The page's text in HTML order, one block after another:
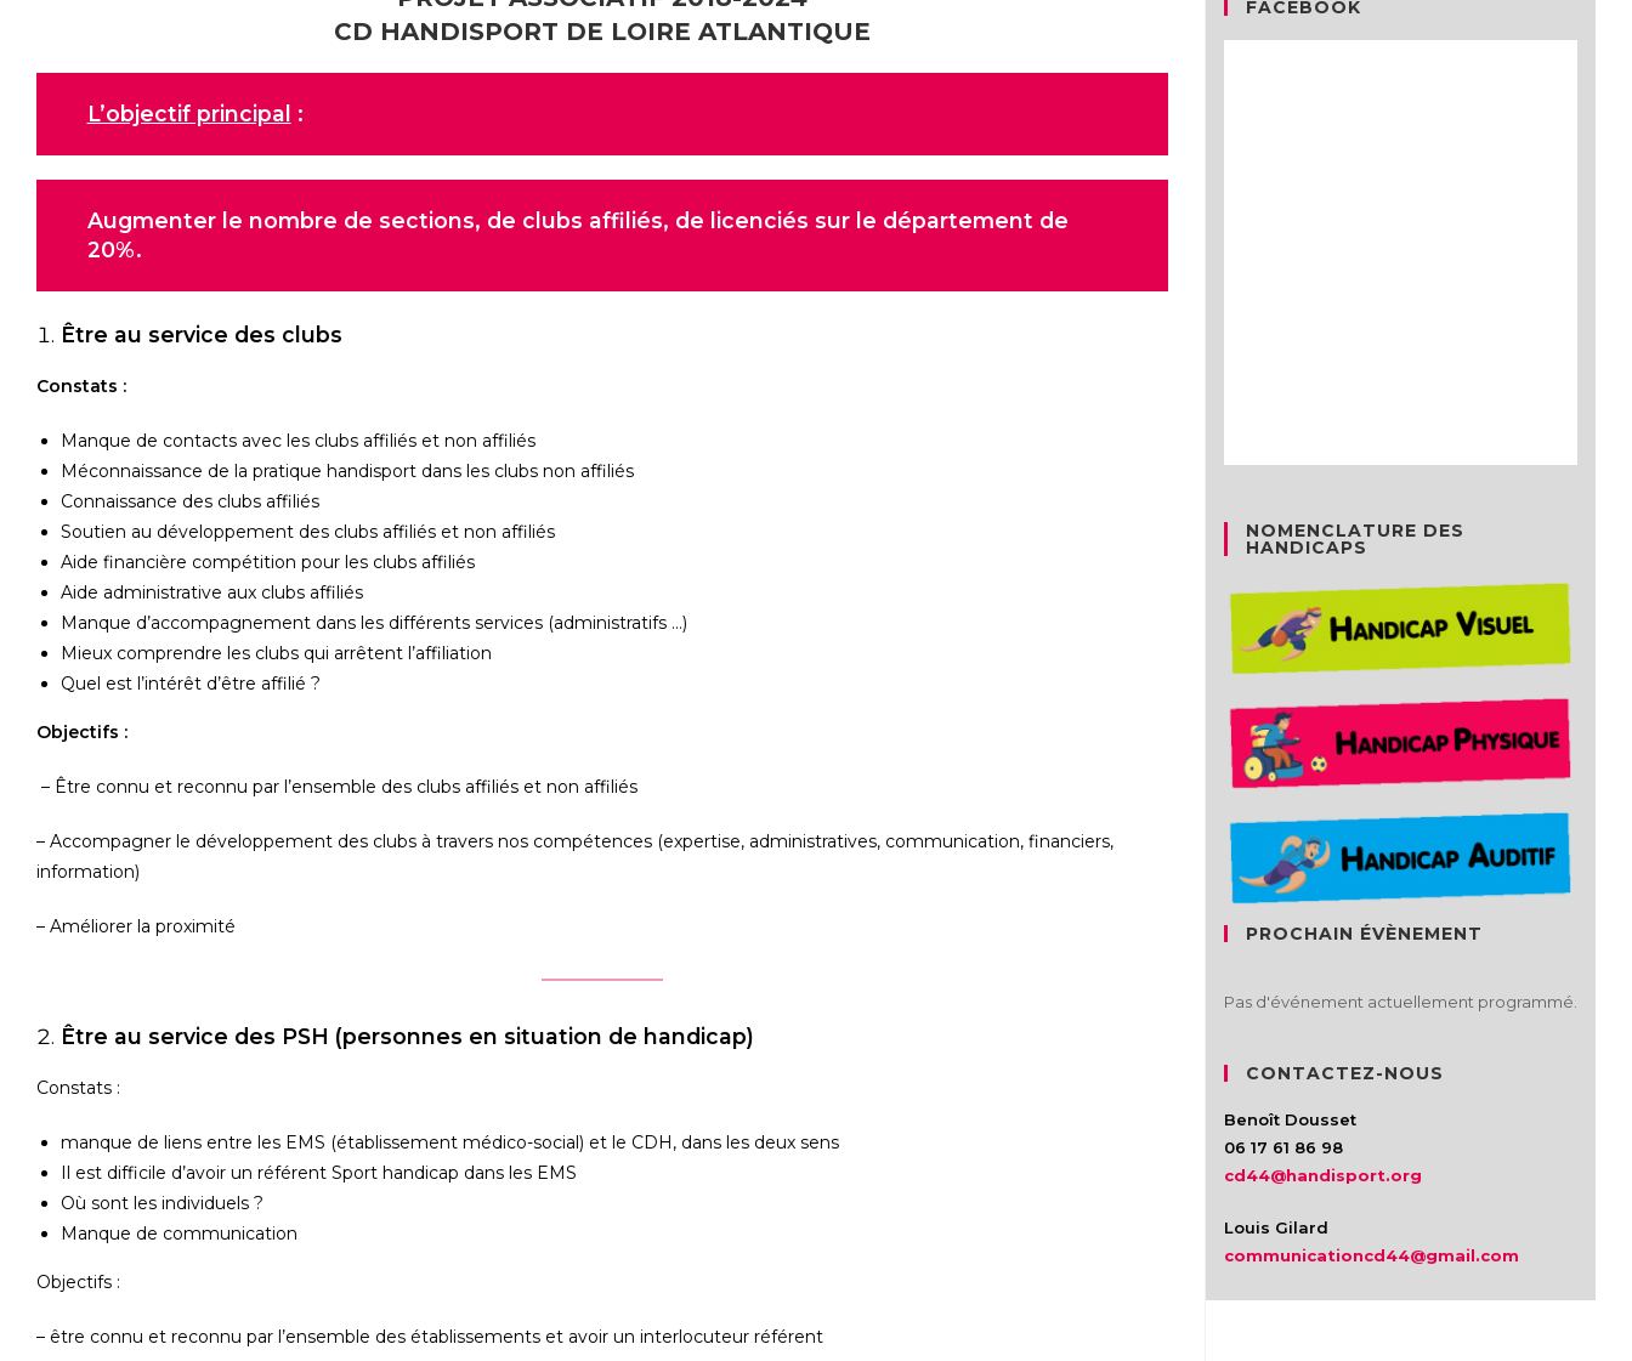
CD HANDISPORT DE LOIRE ATLANTIQUE
L’objectif principal :
Augmenter le nombre de sections, de clubs affiliés, de licenciés sur le département de
20%.
Être au service des clubs
Constats :
Manque de contacts avec les clubs affiliés et non affiliés
Méconnaissance de la pratique handisport dans les clubs non affiliés
Connaissance des clubs affiliés
Soutien au développement des clubs affiliés et non affiliés
Aide financière compétition pour les clubs affiliés
Aide administrative aux clubs affiliés
Manque d’accompagnement dans les différents services (administratifs …)
Mieux comprendre les clubs qui arrêtent l’affiliation
Quel est l’intérêt d’être affilié ?
Objectifs :
– Être connu et reconnu par l’ensemble des clubs affiliés et non affiliés
– Accompagner le développement des clubs à travers nos compétences (expertise, administratives, communication, financiers,
information)
– Améliorer la proximité
Être au service des PSH (personnes en situation de handicap)
Constats :
manque de liens entre les EMS (établissement médico-social) et le CDH, dans les deux sens
Il est difficile d’avoir un référent Sport handicap dans les EMS
Où sont les individuels ?
Manque de communication
Objectifs :
– être connu et reconnu par l’ensemble des établissements et avoir un interlocuteur référent
FACEBOOK
NOMENCLATURE DES
HANDICAPS
PROCHAIN ÉVÈNEMENT
Pas d'événement actuellement programmé.
CONTACTEZ-NOUS
Benoît Dousset
06 17 61 86 98
cd44@handisport.org
Louis Gilard
communicationcd44@gmail.com